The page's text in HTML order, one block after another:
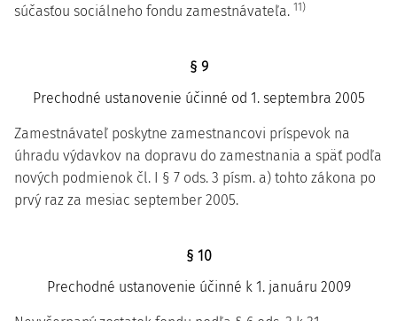
súčasťou sociálneho fondu zamestnávateľa. 11)
§ 9
Prechodné ustanovenie účinné od 1. septembra 2005
Zamestnávateľ poskytne zamestnancovi príspevok na
úhradu výdavkov na dopravu do zamestnania a späť podľa
nových podmienok čl. I § 7 ods. 3 písm. a) tohto zákona po
prvý raz za mesiac september 2005.
§ 10
Prechodné ustanovenie účinné k 1. januáru 2009